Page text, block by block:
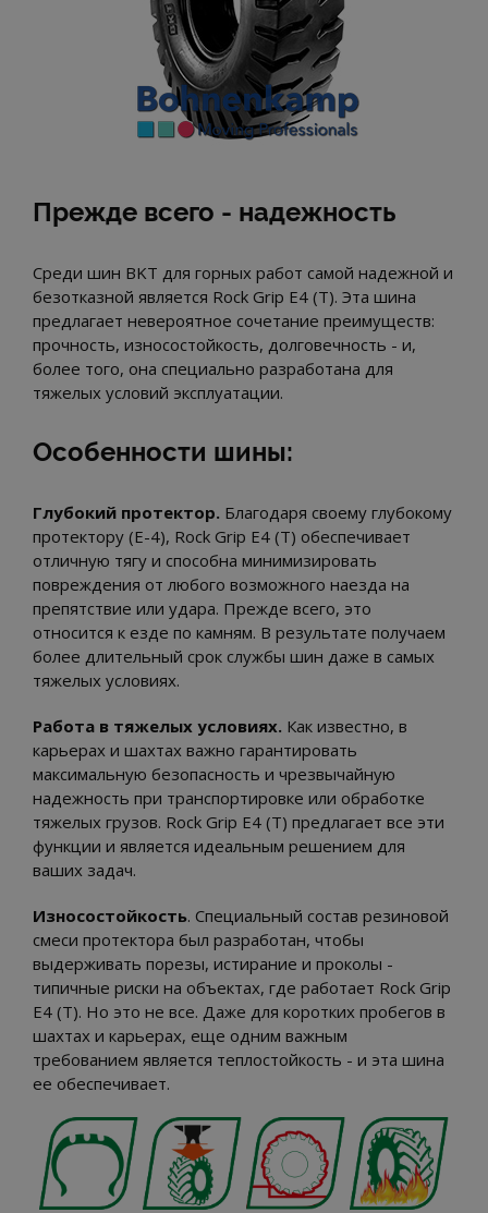
Прежде всего - надежность
Среди шин BKT для горных работ самой надежной и
безотказной является Rock Grip E4 (T). Эта шина
предлагает невероятное сочетание преимуществ:
прочность, износостойкость, долговечность - и,
более того, она специально разработана для
тяжелых условий эксплуатации.
Особенности шины:
Глубокий протектор. Благодаря своему глубокому
протектору (E-4), Rock Grip E4 (T) обеспечивает
отличную тягу и способна минимизировать
повреждения от любого возможного наезда на
препятствие или удара. Прежде всего, это
относится к езде по камням. В результате получаем
более длительный срок службы шин даже в самых
тяжелых условиях.
Работа в тяжелых условиях. Как известно, в
карьерах и шахтах важно гарантировать
максимальную безопасность и чрезвычайную
надежность при транспортировке или обработке
тяжелых грузов. Rock Grip E4 (T) предлагает все эти
функции и является идеальным решением для
ваших задач.
Износостойкость. Специальный состав резиновой
смеси протектора был разработан, чтобы
выдерживать порезы, истирание и проколы -
типичные риски на объектах, где работает Rock Grip
E4 (T). Но это не все. Даже для коротких пробегов в
шахтах и карьерах, еще одним важным
требованием является теплостойкость - и эта шина
ее обеспечивает.